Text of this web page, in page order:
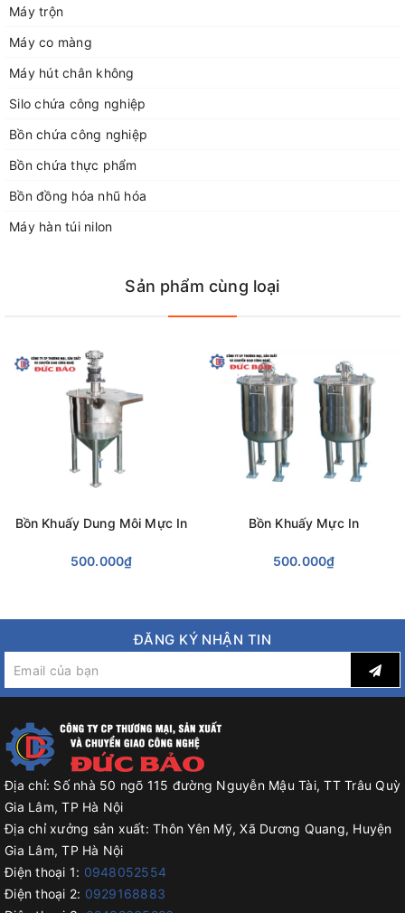
Gia Lâm, TP Hà Nội
Địa chỉ xưởng sản xuất: xã Dương Quang, huyện Gia Lâm, Hà
Điện thoại 1: 0929168883
Điện thoại 2: 02438712928
Điện thoại 4: 0948052554
Fax: 02438712928
Website: https://congngheducbao.com
Máy trộn
Máy co màng
Máy hút chân không
Silo chứa công nghiệp
Bồn chứa công nghiệp
Bồn chứa thực phẩm
Bồn đồng hóa nhũ hóa
Máy hàn túi nilon
Sản phẩm cùng loại
Bồn Khuấy Dung Môi Mực In
500.000₫
Bồn Khuấy Mực In
500.000₫
ĐĂNG KÝ NHẬN TIN
Địa chỉ: Số nhà 50 ngõ 115 đường Nguyễn Mậu Tài, TT Trâu Quỳ
Gia Lâm, TP Hà Nội
Địa chỉ xưởng sản xuất: Thôn Yên Mỹ, Xã Dương Quang, Huyện
Gia Lâm, TP Hà Nội
Điện thoại 1: 0948052554
Điện thoại 2: 0929168883